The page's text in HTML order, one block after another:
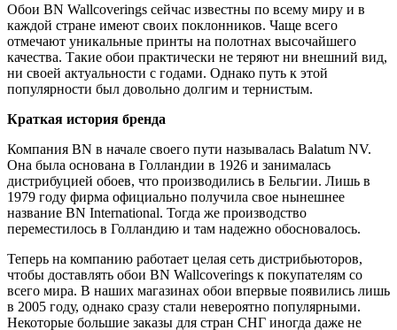
Обои BN Wallcoverings сейчас известны по всему миру и в
каждой стране имеют своих поклонников. Чаще всего
отмечают уникальные принты на полотнах высочайшего
качества. Такие обои практически не теряют ни внешний вид,
ни своей актуальности с годами. Однако путь к этой
популярности был довольно долгим и тернистым.
Краткая история бренда
Компания ВN в начале своего пути называлась Balatum NV.
Она была основана в Голландии в 1926 и занималась
дистрибуцией обоев, что производились в Бельгии. Лишь в
1979 году фирма официально получила свое нынешнее
название BN International. Тогда же производство
переместилось в Голландию и там надежно обосновалось.
Теперь на компанию работает целая сеть дистрибьюторов,
чтобы доставлять обои BN Wallcoverings к покупателям со
всего мира. В наших магазинах обои впервые появились лишь
в 2005 году, однако сразу стали невероятно популярными.
Некоторые большие заказы для стран СНГ иногда даже не